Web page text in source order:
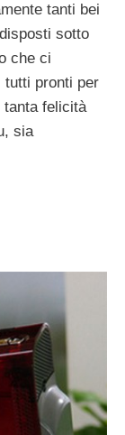
tanti bei
sotto
che ci
tutti pronti per
tanta felicità
sia